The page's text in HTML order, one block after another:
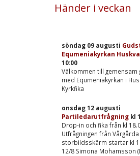
Händer i veckan
söndag 09 augusti
Equmeniakyrkan
10:00
Välkommen till gemensam
med Equmeniakyrkan i
Kyrkfika
onsdag 12 augusti
Partiledarutfrågning kl
Drop-in och fika från kl
Utfrågningen från Vårgårda
storbildsskärm startar kl
12/8 Simona Mohamsson